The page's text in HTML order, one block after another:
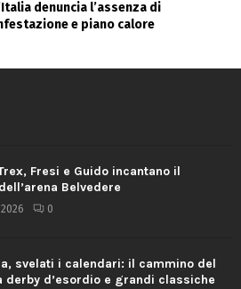
denuncia l’assenza di
e piano calore
Fresi e Guido incantano il
Belvedere
0
svelati i calendari: il cammino del
derby d’esordio e grandi classiche